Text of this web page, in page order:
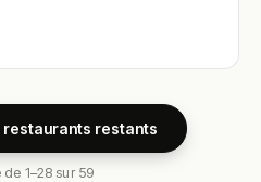
restaurants restants
1–28 sur 59